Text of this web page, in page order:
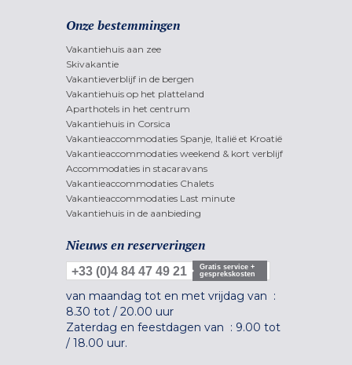
Onze bestemmingen
Vakantiehuis aan zee
Skivakantie
Vakantieverblijf in de bergen
Vakantiehuis op het platteland
Aparthotels in het centrum
Vakantiehuis in Corsica
Vakantieaccommodaties Spanje, Italië et Kroatië
Vakantieaccommodaties weekend & kort verblijf
Accommodaties in stacaravans
Vakantieaccommodaties Chalets
Vakantieaccommodaties Last minute
Vakantiehuis in de aanbieding
Nieuws en reserveringen
+33 (0)4 84 47 49 21
Gratis service +
gesprekskosten
van maandag tot en met vrijdag van :
8.30 tot / 20.00 uur
Zaterdag en feestdagen van : 9.00 tot
/ 18.00 uur.